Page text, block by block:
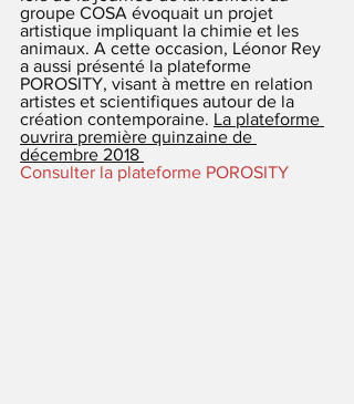
groupe COSA évoquait un projet
artistique impliquant la chimie et les
animaux. A cette occasion, Léonor Rey
a aussi présenté la plateforme
POROSITY, visant à mettre en relation
artistes et scientifiques autour de la
création contemporaine. La plateforme
ouvrira première quinzaine de
décembre 2018
Consulter la plateforme POROSITY